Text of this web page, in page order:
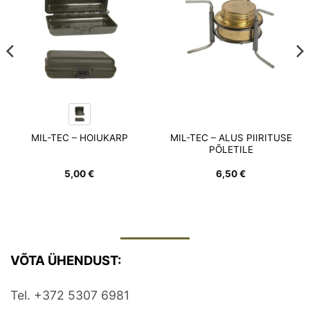
MIL-TEC – HOIUKARP
5,00€
MIL-TEC – ALUS PIIRITUSE
PÕLETILE
6,50€
VÕTA ÜHENDUST:
Tel. +372 5307 6981